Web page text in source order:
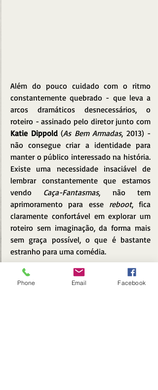
Além do pouco cuidado com o ritmo
constantemente quebrado - que leva a
arcos dramáticos desnecessários, o
Katie Dippold (As Bem Armadas, 2013) -
não consegue criar a identidade para
manter o público interessado na história.
Existe uma necessidade insaciável de
lembrar constantemente que estamos
vendo Caça-Fantasmas, não tem
aprimoramento para esse reboot, fica
claramente confortável em explorar um
roteiro sem imaginação, da forma mais
sem graça possível, o que é bastante
estranho para uma comédia.
Há apenas um momento interessante
graças ao 3D, que faz a diferença em
Phone Email Facebook